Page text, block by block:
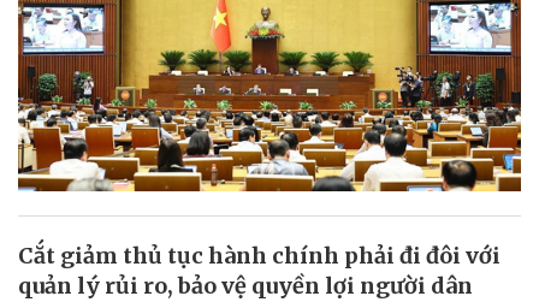
Cắt giảm thủ tục hành chính phải đi đôi với
quản lý rủi ro, bảo vệ quyền lợi người dân